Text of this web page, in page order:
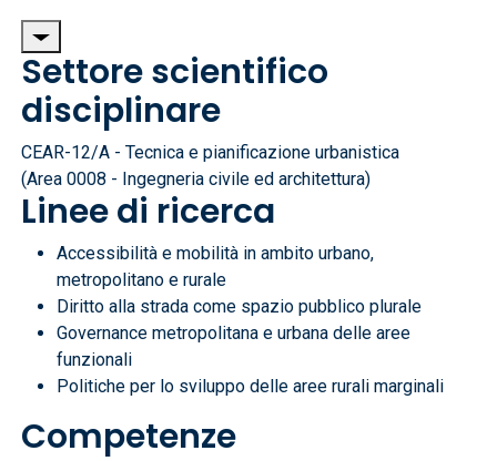
Settore scientifico
disciplinare
CEAR-12/A - Tecnica e pianificazione urbanistica
(Area 0008 - Ingegneria civile ed architettura)
Linee di ricerca
Accessibilità e mobilità in ambito urbano,
metropolitano e rurale
Diritto alla strada come spazio pubblico plurale
Governance metropolitana e urbana delle aree
funzionali
Politiche per lo sviluppo delle aree rurali marginali
Competenze